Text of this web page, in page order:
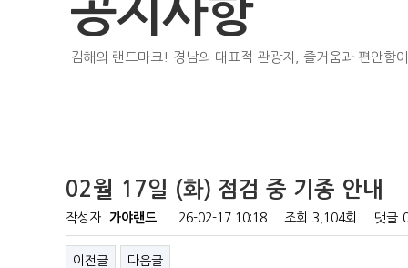
공지사항
김해의 랜드마크! 경남의 대표적 관광지, 즐거움과 편안함
02월 17일 (화) 점검 중 기종 안내
작성자 가야랜드 26-02-17 10:18 조회 3,104회 댓글
이전글 다음글